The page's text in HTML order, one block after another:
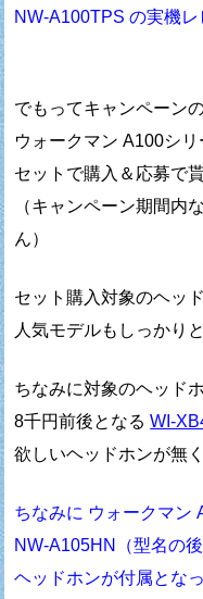
NW-A100TPS の実機レ
でもってキャンペーン
ウォークマン A100シ
セットで購入＆応募で
（キャンペーン期間内
ん）
セット購入対象のヘッ
人気モデルもしっかり
ちなみに対象のヘッド
8千円前後となるWI-
欲しいヘッドホンが無
ちなみに ウォークマン
NW-A105HN（型名の
ヘッドホンが付属とな